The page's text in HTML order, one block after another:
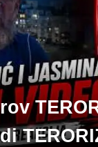
ŽENA
SDA